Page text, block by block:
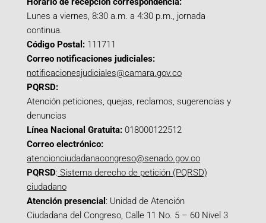
Lunes a viernes, 8:30 a.m. a 4:30 p.m., jornada
continua.
Código Postal: 111711
Correo notificaciones judiciales:
notificacionesjudiciales@camara.gov.co
PQRSD:
Atención peticiones, quejas, reclamos, sugerencias y
denuncias
Línea Nacional Gratuita: 018000122512
Correo electrónico:
atencionciudadanacongreso@senado.gov.co
PQRSD: Sistema derecho de petición (PQRSD)
ciudadano
Atención presencial : Unidad de Atención
Ciudadana del Congreso, Calle 11 No. 5 – 60 Nivel 3